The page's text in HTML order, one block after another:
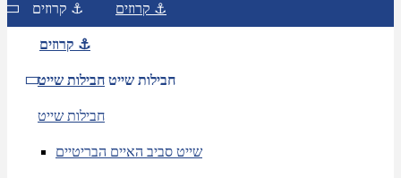
קרוזים ⚓ קרוזים ⚓
קרוזים ⚓
חבילות שייט חבילות שייט
חבילות שייט
שייט סביב האיים הבריטיים